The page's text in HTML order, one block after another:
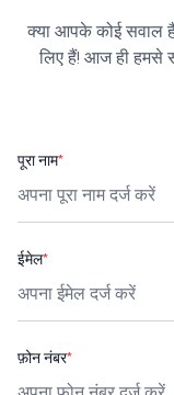
क्या आपके कोई सवाल
लिए हैं! आज ही हमसे
पूरा नाम*
ईमेल*
फ़ोन नंबर*